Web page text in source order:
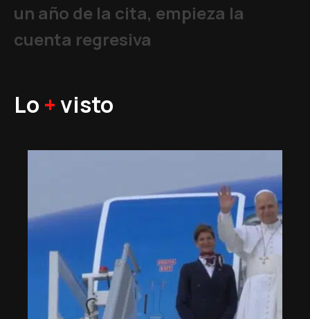
un año de la cita, empieza la
cuenta regresiva
Lo +visto